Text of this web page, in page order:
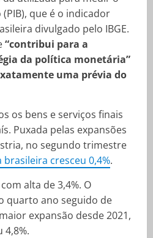
que é o indicador
divulgado pelo IBGE.
“contribui para a
da política monetária”
uma prévia do
os bens e serviços finais
Puxada pelas expansões
no segundo trimestre
brasileira cresceu 0,4%.
alta de 3,4%. O
quarto ano seguido de
expansão desde 2021,
4,8%.